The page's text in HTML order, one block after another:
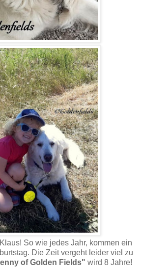
So wie jedes Jahr, kommen ein
Die Zeit vergeht leider viel zu
of Golden Fields" wird 8 Jahre!